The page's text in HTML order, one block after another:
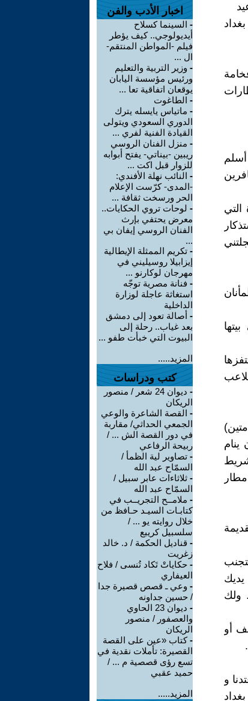
ينام
يديك
ولك
أو
و
اخبار الأدب والفن
- السينما كسلاح
أيديولوجي.. كيف يؤطر
فيلم -المواطن المنتقم-
ال ...
- وزير التربية والتعليم
ورئيس مؤسسة اليابان
يوقعان اتفاقية تعا ...
- الطاغوت
- ماتياس يايسله يترك
الدوري السعودي ويتولى
القيادة الفنية لفري ...
- منزل الفنان الروسي
ريبين -بيناتي- يفتح أبوابه
للزوار قبل اكت ...
- النائب نهلة الأفندي:
-المدى- كرّست الإعلام
الحر ورسخت ثقافة ...
- لوحات تروي الحكايات..
معرض يحتفي بإرث
الفنان الروسي إيفان بي
...
- تكريم الممثلة الإيطالية
إيزابيلا روسيليني في
مهرجان لوكارنو ...
- فنانة مصرية توجّه
استغاثة عاجلة لوزارة
الداخلية
- أصالة تعود إلى دمشق
بعد غياب.. رحلة إلى
البيوت التي خبأت طفو ...
المزيد.....
كتب ودراسات
-
ديوان 24 شعر / منصور
الريكان
- القصة الشاعرة والوعي
الجمعي الحداثي/ مقاربة
في دور القصة الش ... /
ربيحة الرفاعي
- تصاوير لية الظمأ /
السمّاح عبد الله
- ثلاثاءات عابر سبيل /
السمّاح عبد الله
- ملامــح التجريــب في
كتابـات السيـد حـافظ من
خلال روايته يو ... /
سلسبيل كريبع
- قناديل الحكمة / د. خالد
زغريت
- حكاياتْ تَكاد تُنسى / فلاح
العيفاري
- وعي ـ قصص قصيرة جدا
/ حسين جداونه
-
ديوان 23 الحاوي
والعصفور / منصور
الريكان
-كتاب «عين على القصة
القصيرة: تأملات نقدية في
تسع رؤى قصصية م ... /
حميد عقبي
المزيد.....